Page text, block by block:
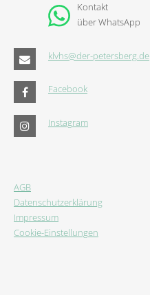
Kontakt
über WhatsApp
klvhs@der-petersberg.de
Facebook
Instagram
AGB
Datenschutzerklärung
Impressum
Cookie-Einstellungen